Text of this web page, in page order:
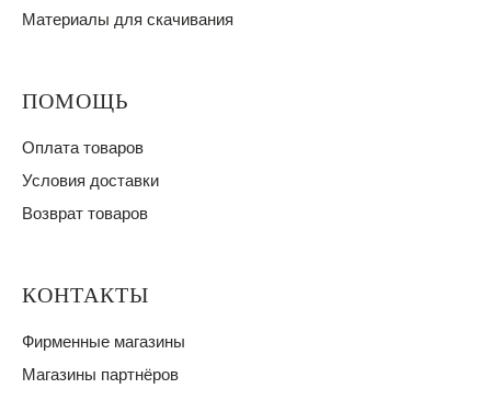
Материалы для скачивания
ПОМОЩЬ
Оплата товаров
Условия доставки
Возврат товаров
КОНТАКТЫ
Фирменные магазины
Магазины партнёров